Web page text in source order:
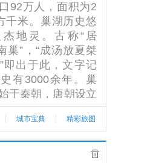
92万人，面积为2
千米。巢湖历史悠
地灵。古称“居
巢”，“成汤放夏桀
即出于此，文字记
有3000余年。巢
于秦朝，唐朝设立
年设立县级巢
年7月9日升为
称居巢区，为地级
、市政府所在地。
城市宝典 精彩旅图